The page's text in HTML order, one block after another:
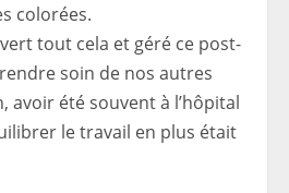
colorées.
tout cela et géré ce post-
soin de nos autres
avoir été souvent à l’hôpital
le travail en plus était